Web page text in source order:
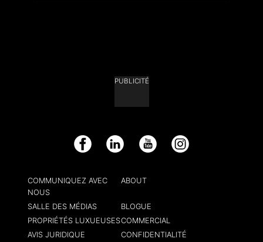
PUBLICITÉ
Facebook LinkedIn YouTube Instagram
COMMUNIQUEZ AVEC
NOUS
ABOUT
SALLE DES MÉDIAS
BLOGUE
PROPRIÉTÉS LUXUEUSESCOMMERCIAL
AVIS JURIDIQUE
CONFIDENTIALITÉ